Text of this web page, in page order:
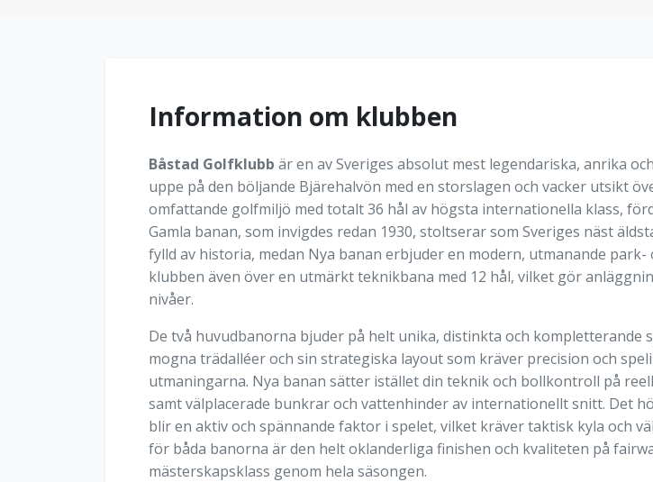
Information om klubben
Båstad Golfklubb är en av Sveriges absolut mest legendariska, anrika
uppe på den böljande Bjärehalvön med en storslagen och vacker utsikt
omfattande golfmiljö med totalt 36 hål av högsta internationella klass,
Gamla banan, som invigdes redan 1930, stoltserar som Sveriges näst
fylld av historia, medan Nya banan erbjuder en modern, utmanande
klubben även över en utmärkt teknikbana med 12 hål, vilket gör
nivåer.
De två huvudbanorna bjuder på helt unika, distinkta och kompletterande
mogna trädalléer och sin strategiska layout som kräver precision och
utmaningarna. Nya banan sätter istället din teknik och bollkontroll på
samt välplacerade bunkrar och vattenhinder av internationellt snitt. Det
blir en aktiv och spännande faktor i spelet, vilket kräver taktisk kyla och
för båda banorna är den helt oklanderliga finishen och kvaliteten på
mästerskapsklass genom hela säsongen.